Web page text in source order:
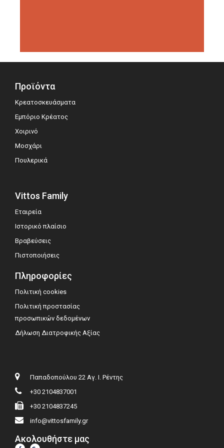
Προϊόντα
Κρεατοσκευάσματα
Εμπόριο Κρέατος
Χοιρινό
Μοσχάρι
Πουλερικά
Vittos Family
Εταιρεία
Ιστορικό πλαίσιο
Βραβεύσεις
Πιστοποιήσεις
Πληροφορίες
Πολιτική cookies
Πολιτική προστασίας
προσωπικών δεδομένων
Δήλωση Διατροφικής Αξίας
Παπαδοπούλου 22 Αγ. Ι. Ρέντης
+30 2104837001
+30 2104837245
info@vittosfamily.gr
Ακολουθήστε μας